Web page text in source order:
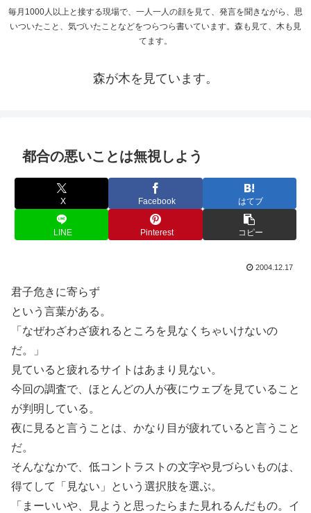
毎月1000人以上と接する現場で、一人一人の顔を見て、発言を聞きながら、思
いついたこと、気づいたことなどをつらつら書いています。森も見て、木も見
てます。
森が木を見ています。
都合の悪いことは無視しよう
X Facebook はてブ
LINE Pinterest コピー
2004.12.17
君子危きに寄らず
という言葉がある。
「なぜわざわざ疲れるところを見なくちゃいけないの
だ。」
見ていると疲れるサイトはあまり見ない。
今回の調査で、ほとんどの人が夜にウェブを見ていること
が判明している。
夜に見ると言うことは、かなり目が疲れていると言うこと
だ。
そんななかで、低コントラストの文字や見づらいものは、
得てして「見ない」という選択肢を選ぶ。
「まーいいや、見ようと思ったらまた見れるんだもの。イ